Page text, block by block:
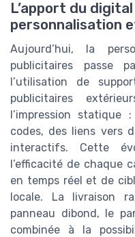
L’apport du
personnalisation
Aujourd’hui, la
publicitaires passe
l’utilisation de
publicitaires
l’impression
codes, des liens vers
interactifs. Cette
l’efficacité de chaque
en temps réel et de
locale. La livraison
panneau dibond, le
combinée à la